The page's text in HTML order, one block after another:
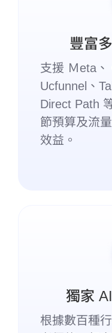
豐富
支援 Ｍeta、
Ucfunnel、
Direct Path
節預算及流
效益。
獨家
根據數百種